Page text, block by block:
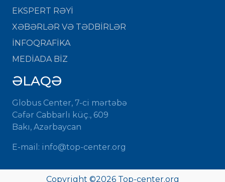
EKSPERT RƏYİ
XƏBƏRLƏR VƏ TƏDBİRLƏR
İNFOQRAFİKA
MEDİADA BİZ
ƏLAQƏ
Globus Center, 7-ci mərtəbə
Cəfər Cabbarlı küç., 609
Bakı, Azərbaycan
E-mail: info@top-center.org
Copyright ©2026Top-center.org